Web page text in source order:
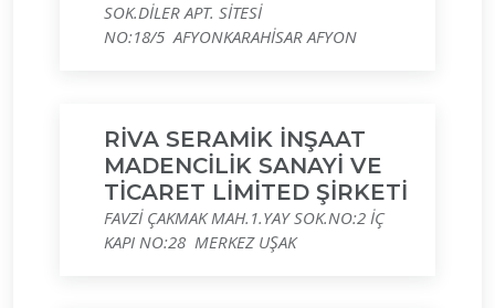
SOK.DİLER APT. SİTESİ
NO:18/5 AFYONKARAHİSAR AFYON
RİVA SERAMİK İNŞAAT
MADENCİLİK SANAYİ VE
TİCARET LİMİTED ŞİRKETİ
FAVZİ ÇAKMAK MAH.1.YAY SOK.NO:2 İÇ
KAPI NO:28 MERKEZ UŞAK